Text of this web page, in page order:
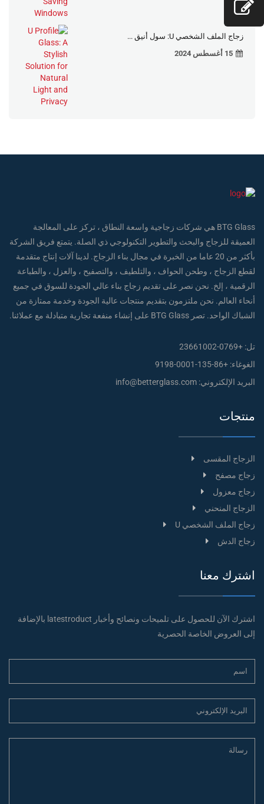
زجاج الملف الشخصي U: سول أنيق ...
15 أغسطس 2024
BTG Glass هي شركات زجاجية واسعة النطاق ، تركز على المعالجة
العميقة للزجاج والبحث والتطوير التكنولوجي ذي الصلة. يتمتع فريق الشركة
بأكثر من 20 عاما من الخبرة في مجال بناء الزجاج. لدينا آلات إنتاج متقدمة
لقطع الزجاج ، وطحن الحواف ، والتلطيف ، والتصفيح ، والعزل ، والطباعة
الرقمية ، إلخ. نحن نصر على تقديم زجاج بناء عالي الجودة للسوق في جميع
أنحاء العالم. نحن ملتزمون بتقديم منتجات عالية الجودة وخدمة ممتازة من
الشباك الواحد. تصر BTG Glass على إنشاء منفعة تجارية متبادلة مع عملائنا.
تل: +0769-23661002
الغوغاء: +86-135-0001-9198
البريد الإلكتروني: info@betterglass.com
منتجات
الزجاج المقسى
زجاج مصفح
زجاج معزول
الزجاج المنحني
زجاج الملف الشخصي U
زجاج الدش
اشترك معنا
اشترك الآن للحصول على تلميحات ونصائح وأخبار latestroduct بالإضافة
إلى العروض الخاصة الحصرية